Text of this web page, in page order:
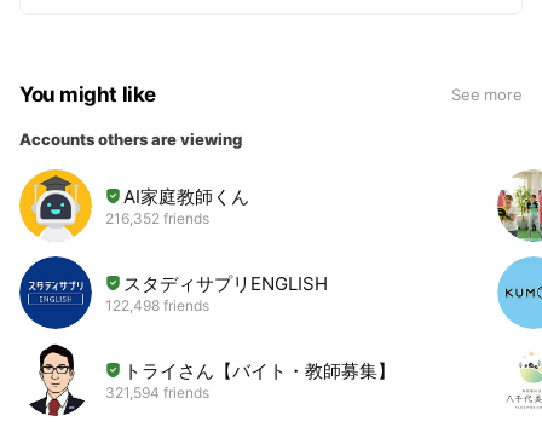
You might like See more
Accounts others are viewing
AI家庭教師くん
216,352 friends
スタディサプリENGLISH
122,498 friends
トライさん【バイト・教師募集】
321,594 friends